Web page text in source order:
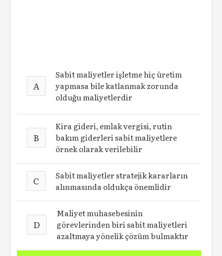
A
Sabit maliyetler işletme hiç üretim
yapmasa bile katlanmak zorunda
olduğu maliyetlerdir
B
Kira gideri, emlak vergisi, rutin
bakım giderleri sabit maliyetlere
örnek olarak verilebilir
C
Sabit maliyetler stratejik kararların
alınmasında oldukça önemlidir
D
Maliyet muhasebesinin
görevlerinden biri sabit maliyetleri
azaltmaya yönelik çözüm bulmaktır